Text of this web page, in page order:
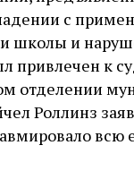
с
школы и
привлечен к
отделении
Роллинз